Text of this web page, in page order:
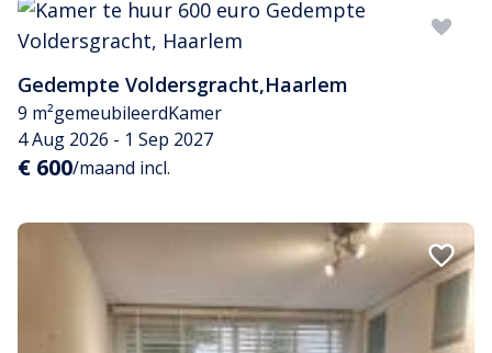
Gedempte Voldersgracht,Haarlem
9 m²gemeubileerdKamer
4 Aug 2026 - 1 Sep 2027
€ 600/maand incl.